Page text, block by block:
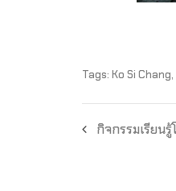
Tags: Ko Si Chang,
กิจกรรมเรียน